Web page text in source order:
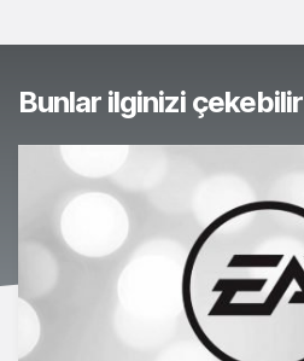
Bunlar ilginizi çekebilir